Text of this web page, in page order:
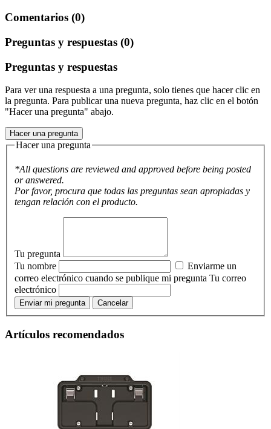
Comentarios (0)
Preguntas y respuestas (0)
Preguntas y respuestas
Para ver una respuesta a una pregunta, solo tienes que hacer clic en
la pregunta. Para publicar una nueva pregunta, haz clic en el botón
"Hacer una pregunta" abajo.
Hacer una pregunta
Hacer una pregunta
*All questions are reviewed and approved before being posted
or answered.
Por favor, procura que todas las preguntas sean apropiadas y
tengan relación con el producto.
Tu pregunta
Tu nombre
Enviarme un
correo electrónico cuando se publique mi pregunta Tu correo
electrónico
Enviar mi pregunta Cancelar
Artículos recomendados